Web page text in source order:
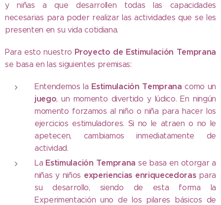
y niñas a que desarrollen todas las capacidades
necesarias para poder realizar las actividades que se les
presenten en su vida cotidiana.
Para esto nuestro Proyecto de Estimulación Temprana
se basa en las siguientes premisas:
Entendemos la Estimulación Temprana como un
juego, un momento divertido y lúdico. En ningún
momento forzamos al niño o niña para hacer los
ejercicios estimuladores. Si no le atraen o no le
apetecen, cambiamos inmediatamente de
actividad.
La Estimulación Temprana se basa en otorgar a
niñas y niños experiencias enriquecedoraspara
su desarrollo, siendo de esta forma la
Experimentación uno de los pilares básicos de